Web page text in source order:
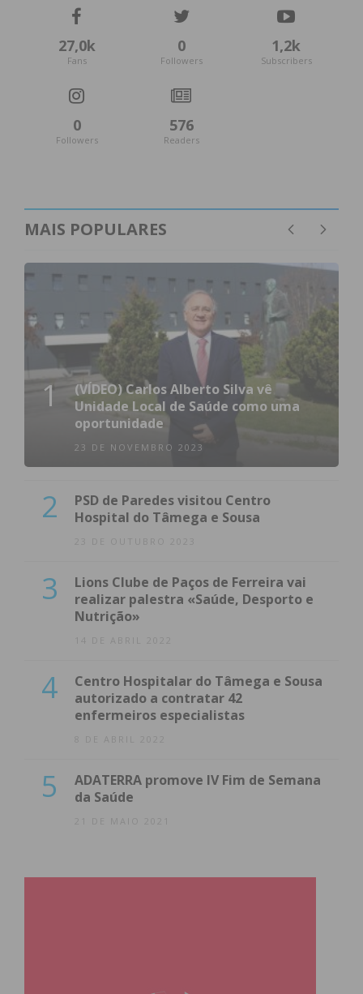
27,0k
Fans
0
Followers
1,2k
Subscribers
0
Followers
576
Readers
MAIS POPULARES
1
(VÍDEO) Carlos Alberto Silva vê
Unidade Local de Saúde como uma
oportunidade
23 DE NOVEMBRO 2023
2
PSD de Paredes visitou Centro
Hospital do Tâmega e Sousa
23 DE OUTUBRO 2023
3
Lions Clube de Paços de Ferreira vai
realizar palestra «Saúde, Desporto e
Nutrição»
14 DE ABRIL 2022
4
Centro Hospitalar do Tâmega e Sousa
autorizado a contratar 42
enfermeiros especialistas
8 DE ABRIL 2022
5
ADATERRA promove IV Fim de Semana
da Saúde
21 DE MAIO 2021